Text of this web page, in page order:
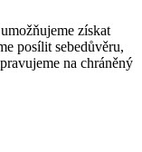
získat
posílit sebedůvěru,
na chráněný